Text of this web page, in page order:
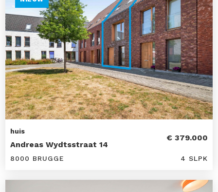
huis
Andreas Wydtsstraat 14
€ 379.000
8000 BRUGGE 4 SLPK